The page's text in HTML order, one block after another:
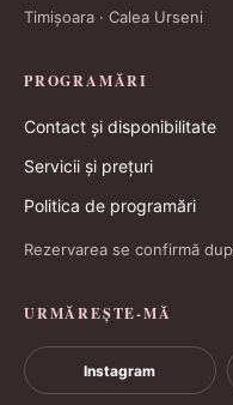
Timișoara · Calea Urseni
PROGRAMĂRI
Contact și disponibilitate
Servicii și prețuri
Politica de programări
Rezervarea se confirmă
URMĂREȘTE-MĂ
Instagram